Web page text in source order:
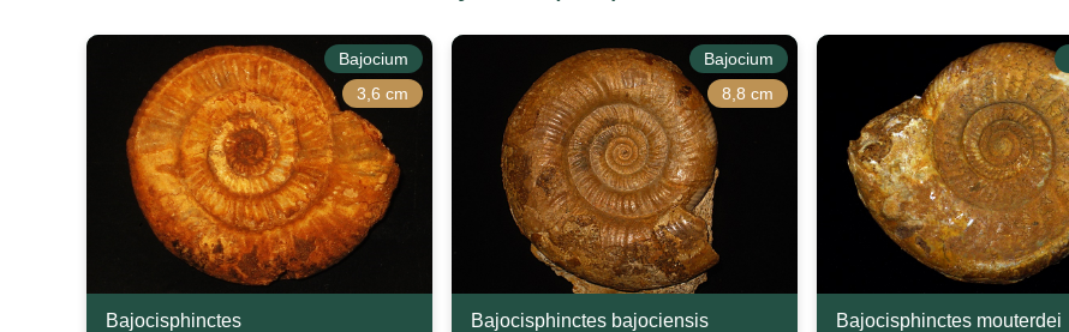
Bajocium
3,6 cm
Bajocisphinctes
Bajocium
8,8 cm
Bajocisphinctes bajociensis
Bajocisphinctes mouterdei